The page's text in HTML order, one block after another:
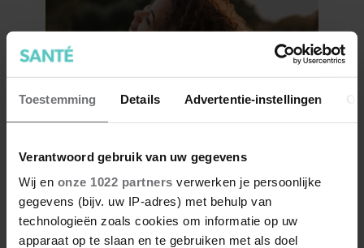
Toestemming Details Advertentie-instellingen
Verantwoord gebruik van uw gegevens
Wij en onze 1022 partners verwerken je persoonlijke
gegevens (bijv. uw IP-adres) met behulp van
technologieën zoals cookies om informatie op uw
apparaat op te slaan en te gebruiken met als doel
7 kleine dingen die je leven
beter maken (en weinig tijd
kosten)